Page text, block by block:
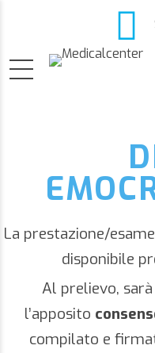
La prestazione/esame
disponibile
Al prelievo,
l’apposito
compilato e